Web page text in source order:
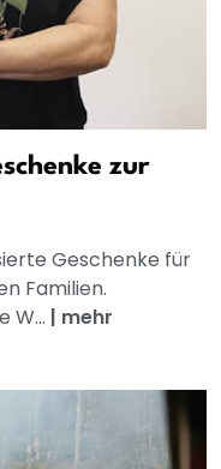
zur
Geschenke für
Familien.
W... | mehr